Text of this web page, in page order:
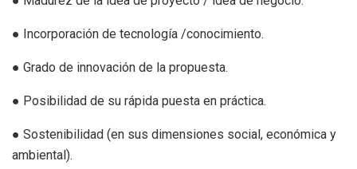
● Incorporación de tecnología /conocimiento.
● Grado de innovación de la propuesta.
● Posibilidad de su rápida puesta en práctica.
● Sostenibilidad (en sus dimensiones social, económica y
ambiental).